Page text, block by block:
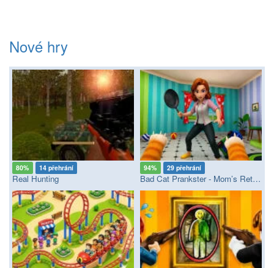
Nové hry
80% 14 přehrání
Real Hunting
94% 29 přehrání
Bad Cat Prankster - Mom’s Return